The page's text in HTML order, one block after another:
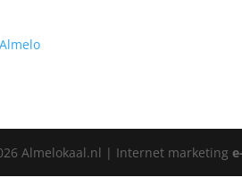
Almelokaal.nl | Internet marketing